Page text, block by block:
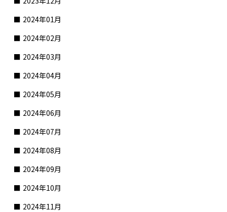
2024年01月
2024年02月
2024年03月
2024年04月
2024年05月
2024年06月
2024年07月
2024年08月
2024年09月
2024年10月
2024年11月